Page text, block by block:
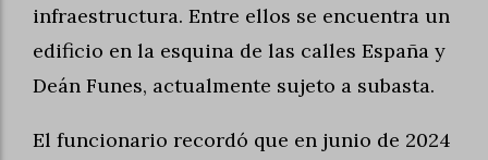
infraestructura. Entre ellos se encuentra un
edificio en la esquina de las calles España y
Deán Funes, actualmente sujeto a subasta.
El funcionario recordó que en junio de 2024